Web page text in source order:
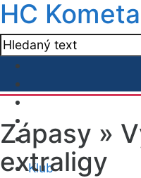
HC
Klub
Zápasy »
extraligy